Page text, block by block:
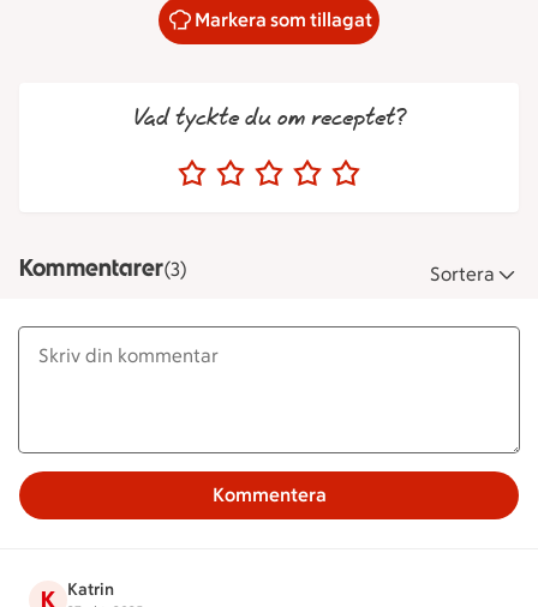
Markera som tillagat
Vad tyckte du om receptet?
Kommentarer(3) Sortera
Kommentera
K Katrin